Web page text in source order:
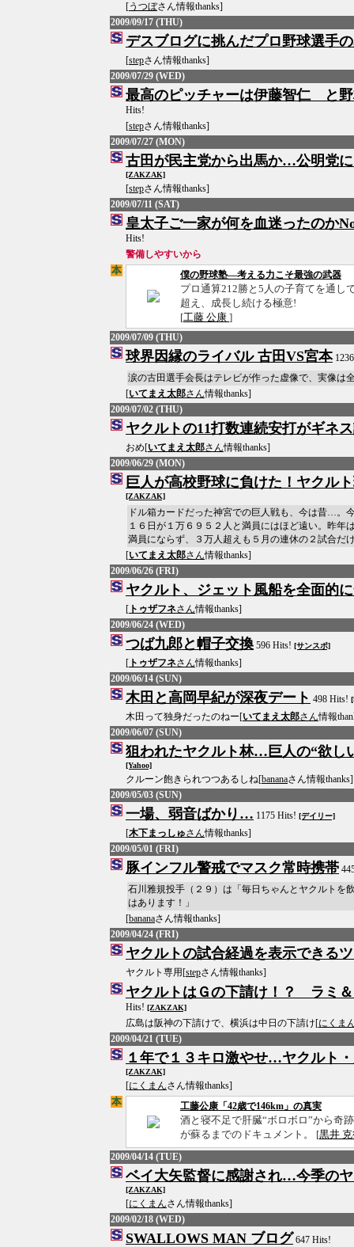
[うつぼさん情報thanks]
2009/09/17 (THU)
デスブログに挑んだプロ野球選手
[stepさん情報thanks]
2009/07/29 (WED)
最高のピッチャーは伊藤智仁 と
Hits!
[stepさん情報thanks]
2009/07/27 (MON)
古田が民主党から出馬か…公明党
[ZAKZAK]
[stepさん情報thanks]
2009/07/11 (SAT)
皇太子ご一家が何を血迷ったのか
Hits!
警備しやすいから
僕の野球塾―考える力こそ最強の武器
プロ通算212勝と5人の子育てを通し
超え、成長し続ける極意!
[工藤 公康 ]
2009/07/09 (THU)
球界因縁のライバル 古田VS宮本
涙の古田選手会長はテレビが作った虚像で、実像は
[いてまえ太郎さん情報thanks]
2009/07/02 (THU)
ヤクルトの11打数連続安打がギネ
おめ[いてまえ太郎さん情報thanks]
2009/06/29 (MON)
巨人が高校野球に負けた！ヤクル
[ZAKZAK]
ドル箱カードだった神宮での巨人戦も、今は昔…。
１６日が１万６９５２人と満員にはほど遠い。昨年
満員にならず、３万人超えも５月の連休の２試合だ
[いてまえ太郎さん情報thanks]
2009/06/26 (FRI)
ヤクルト、ジェット風船を全面的
[ トゥザフネさん情報thanks]
2009/06/24 (WED)
つば九郎と帽子交換 596 Hits! [サンスポ]
[ トゥザフネさん情報thanks]
2009/06/14 (SUN)
木田と高岡早紀が深夜デート 498 Hits!
木田って独身だったのねー[いてまえ太郎さん情報
2009/06/07 (SUN)
狙われたヤクルト林…巨人の“欲し
[Yahoo]
クルーン飽きられつつあるしね[bananaさん情報thanks]
2009/05/03 (SUN)
一場、弱音ばかり… 1175 Hits! [デイリー]
[木下まっしゅさん情報thanks]
2009/05/01 (FRI)
豚インフル警戒でマスク常時携帯
石川雅規投手（２９）は「毎日ちゃんとヤクルトを
はあります！」
[bananaさん情報thanks]
2009/04/24 (FRI)
ヤクルトの試合経過を表示できる
ヤクルト専用[stepさん情報thanks]
ヤクルトはＧの下請け！？ ラミ
Hits! [ZAKZAK]
広島は阪神の下請けで、横浜は中日の下請け[にくま
2009/04/21 (TUE)
１年で１３キロ激やせ…ヤクルト
[ZAKZAK]
[にくまんさん情報thanks]
工藤公康「42歳で146km」の真実
酒と寝不足で肝臓“ボロボロ”から奇
が蘇るまでのドキュメント。 [黒井
2009/04/14 (TUE)
ベイ大矢監督に感謝され…今季の
[ZAKZAK]
[にくまんさん情報thanks]
2009/02/18 (WED)
SWALLOWS MAN ブログ 647 Hits!